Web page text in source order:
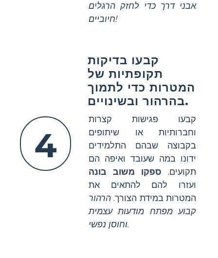
אבני דרך כדי לחזק הרגלים
חיוביים!
4
קבעו בדיקות
תקופתיות של
המטרות כדי לתמוך
בהרהור ובשינויים.
קבעו פגישות קצרות
וחברותיות או שיתופים
בקבוצה שבהם התלמידים
ידונו במה שעובד ואיפה הם
תקועים. ספקו משוב בונה
ועזרו להם להתאים את
המטרות במידת הצורך. הרהור
קבוע מפתח מודעות עצמית
וחוסן נפשי.